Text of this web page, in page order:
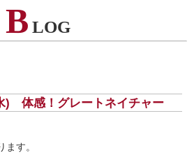
B LOG
) 体感！グレートネイチャー
す。